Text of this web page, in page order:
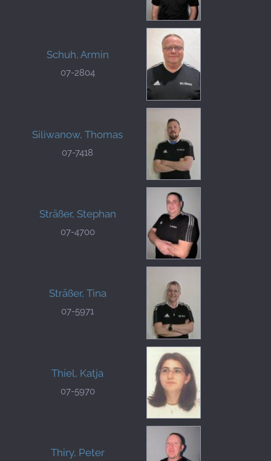
Schuh, Armin
07-2804
Siliwanow, Thomas
07-7418
Sträßer, Stephan
07-4700
Sträßer, Tina
07-5971
Thiel, Katja
07-5970
Thiry, Peter